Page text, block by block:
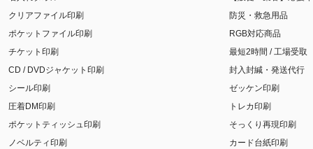
クリアファイル印刷
ポケットファイル印刷
チケット印刷
CD / DVDジャケット印刷
シール印刷
圧着DM印刷
ポケットティッシュ印刷
ノベルティ印刷
防災・救急用品
RGB対応商品
最短2時間 / 工場受取
封入封緘・発送代行
ゼッケン印刷
トレカ印刷
そっくり再現印刷
カード台紙印刷